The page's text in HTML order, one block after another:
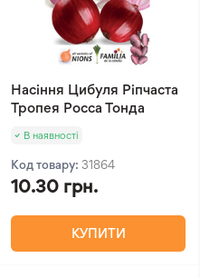
Насіння Цибуля Ріпчаста
Тропея Росса Тонда
В наявності
Код товару: 31864
10.30 грн.
КУПИТИ